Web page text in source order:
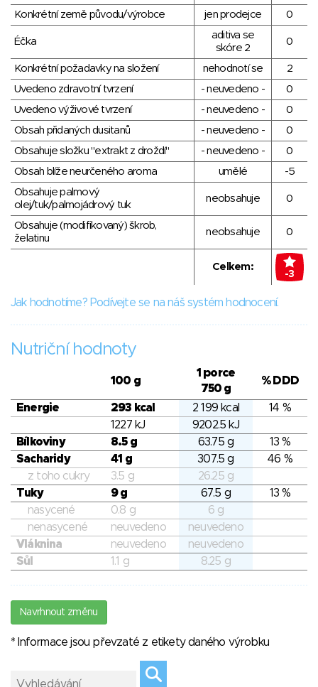
Konkrétní země původu/výrobce
jen prodejce 0
Éčka
aditiva se
skóre 2
0
Konkrétní požadavky na složení nehodnotí se
2
Uvedeno zdravotní tvrzení
- neuvedeno -
0
Uvedeno výživové tvrzení
- neuvedeno -
0
Obsah přidaných dusitanů
- neuvedeno -
0
Obsahuje složku "extrakt z droždí"
- neuvedeno -
0
Obsah blíže neurčeného aroma
umělé
-5
Obsahuje palmový
olej/tuk/palmojádrový tuk
neobsahuje 0
Obsahuje (modifikovaný) škrob,
želatinu
neobsahuje 0
Celkem:
-3
Jak hodnotíme? Podívejte se na náš systém hodnocení.
Nutriční hodnoty
100 g
1 porce
750 g
% DDD
Energie 293 kcal 2 199 kcal
14 %
1227 kJ
9202.5 kJ
Bílkoviny
8.5 g 63.75 g
13 %
Sacharidy
41 g 307.5 g
46 %
z toho cukry
3.5 g
26.25 g
Tuky
9 g 67.5 g
13 %
nasycené
0.8 g
6 g
nenasycené
neuvedeno
neuvedeno
Vláknina
neuvedeno
neuvedeno
Sůl
1.1 g 8.25 g
Navrhnout změnu
* Informace jsou převzaté z etikety daného výrobku